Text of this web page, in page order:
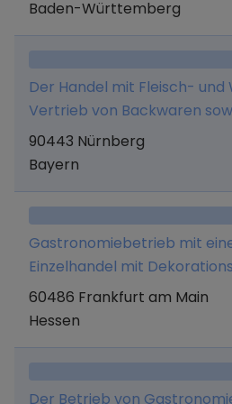
Zusammenhang mit dem
stehen. Des Weiteren den
Merchandise und
rund um das Thema
Baden-Württemberg
Der Handel mit Fleisch- und
Vertrieb von Backwaren
Lebensmitteln in
90443 Nürnberg
Bayern
Gastronomiebetrieb mit
Einzelhandel mit
Souvenirs, insbesondere
(Besteck, Geschirr, usw)
60486 Frankfurt am Main
Hessen
Der Betrieb von